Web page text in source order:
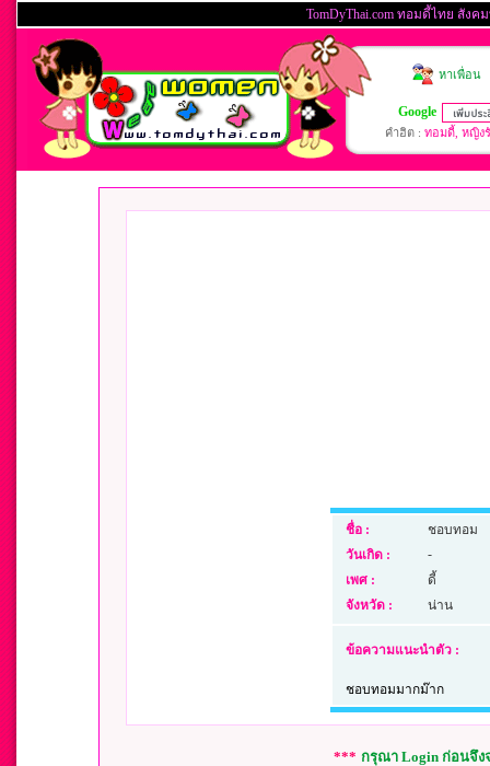
ชื่อ :
ชอบทอม
วันเกิด :
-
เพศ :
ดี้
จังหวัด :
น่าน
ข้อความแนะนำตัว :
ชอบทอมมากม๊าก
*** กรุณา Login ก่อนจึง